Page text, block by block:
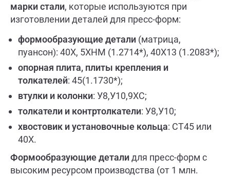
марки стали, которые используются при
изготовлении деталей для пресс-форм:
формообразующие детали (матрица,
пуансон): 40Х, 5ХНМ (1.2714*), 40Х13 (1.2083*);
опорная плита, плиты крепления и
толкателей: 45(1.1730*);
втулки и колонки: У8,У10,9ХС;
толкатели и контртолкатели: У8,У10;
хвостовик и установочные кольца: СТ45 или
40Х.
Формообразующие деталидля пресс-форм с
высоким ресурсом производства (от 1 млн.